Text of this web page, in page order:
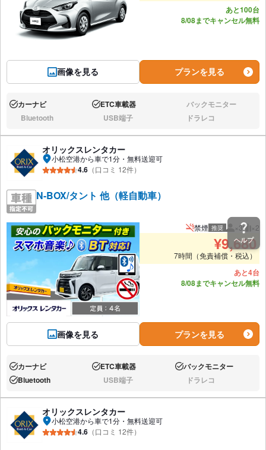
画像を見る
あと100台
8/08までキャンセル無料
プランを見る
あり:カーナビ あり:ETC車載器 なし:バックモニター
なし:Bluetooth なし:USB端子 なし:ドラレコ
オリックスレンタカー
小松空港から車で1分・無料送迎可
4.6 （口コミ 12件）
N-BOX/タント 他（軽自動車）
画像を見る
禁煙 推奨 推奨人数
×3 推
×2
¥9,680
7時間（免責補償・税込）
あと4台
8/08までキャンセル無料
プランを見る
あり:カーナビ あり:ETC車載器 あり:バックモニター
あり:Bluetooth なし:USB端子 なし:ドラレコ
オリックスレンタカー
小松空港から車で1分・無料送迎可
4.6 （口コミ 12件）
ヘルプ